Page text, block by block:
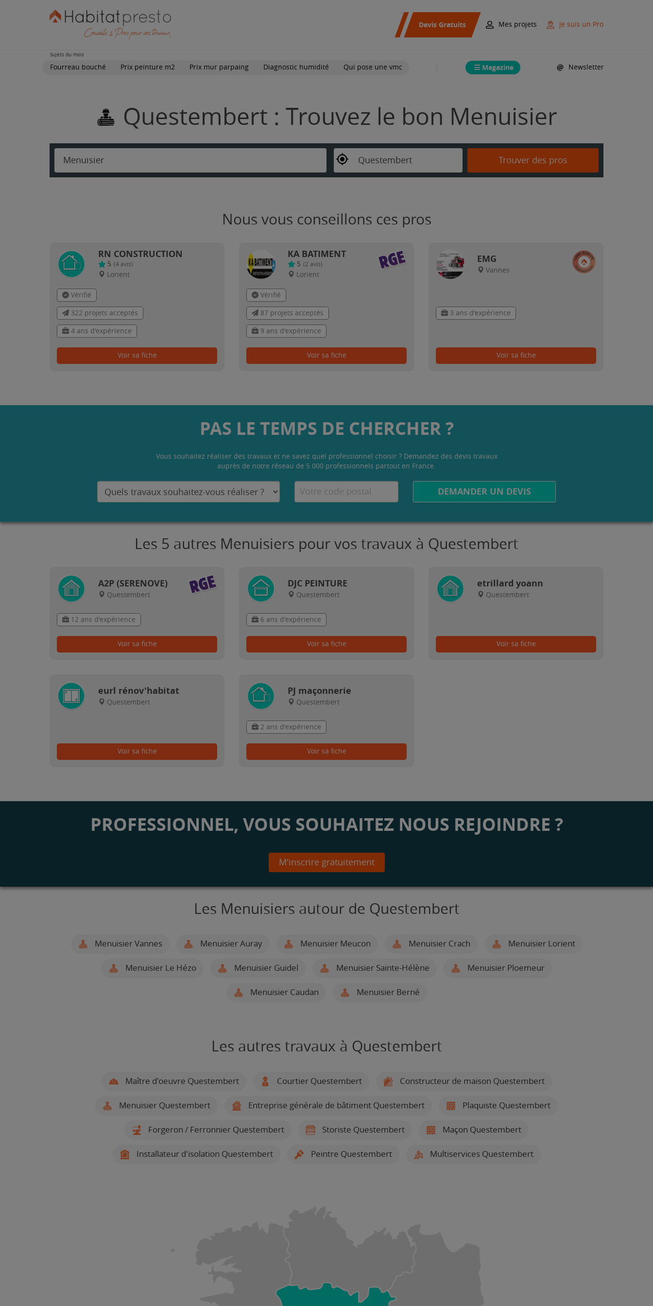
Devis Gratuits Mes projets Je suis un Pro
Sujets du mois
Fourreau bouché Prix peinture m2 Prix mur parpaing Diagnostic humidité Qui pose une vmc Magazine Newsletter
Questembert : Trouvez le bon Menuisier
Menuisier Questembert Trouver des pros
Nous vous conseillons ces pros
RN CONSTRUCTION
5 (4 avis)
Lorient
Vérifié
322 projets acceptés
4 ans d'expérience
Voir sa fiche
KA BATIMENT
5 (2 avis)
Lorient
Vérifié
87 projets acceptés
9 ans d'expérience
Voir sa fiche
EMG
Vannes
3 ans d'expérience
Voir sa fiche
PAS LE TEMPS DE CHERCHER ?
Vous souhaitez réaliser des travaux et ne savez quel professionnel choisir ? Demandez des devis travaux
auprès de notre réseau de 5 000 professionnels partout en France.
DEMANDER UN DEVIS
Les 5 autres Menuisiers pour vos travaux à Questembert
A2P (SERENOVE)
Questembert
12 ans d'expérience
Voir sa fiche
DJC PEINTURE
Questembert
6 ans d'expérience
Voir sa fiche
etrillard yoann
Questembert
Voir sa fiche
eurl rénov'habitat
Questembert
Voir sa fiche
PJ maçonnerie
Questembert
2 ans d'expérience
Voir sa fiche
PROFESSIONNEL, VOUS SOUHAITEZ NOUS REJOINDRE ?
M'inscrire gratuitement
Les Menuisiers autour de Questembert
Menuisier Vannes Menuisier Auray Menuisier Meucon Menuisier Crach Menuisier Lorient
Menuisier Le Hézo Menuisier Guidel Menuisier Sainte-Hélène Menuisier Ploemeur
Menuisier Caudan Menuisier Berné
Les autres travaux à Questembert
Maître d'oeuvre Questembert Courtier Questembert Constructeur de maison Questembert
Menuisier Questembert Entreprise générale de bâtiment Questembert Plaquiste Questembert
Forgeron / Ferronnier Questembert Storiste Questembert Maçon Questembert
Installateur d'isolation Questembert Peintre Questembert Multiservices Questembert